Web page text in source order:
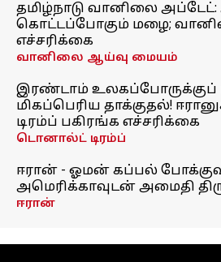
தமிழ்நாடு வானிலை
கொட்டப்போகும் மழை;
எச்சரிக்கை
வானிலை ஆய்வு மையம்
இரண்டாம் உலகப்போருக்குப்
மிகப்பெரிய தாக்குதல்!
டிரம்ப் பகிரங்க எச்சரிக்கை
டொனால்ட் டிரம்ப்
ஈரான் - ஓமன் கப்பல்
அமெரிக்காவுடன் அமைதி
ஈரான்